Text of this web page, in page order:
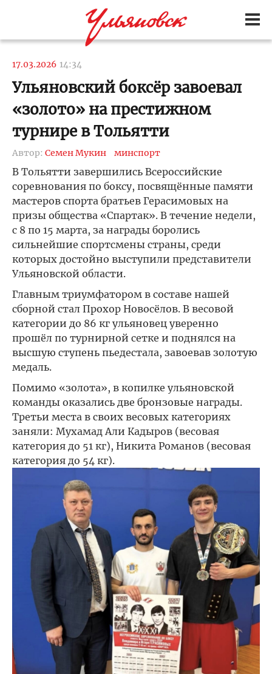
17.03.2026 14:34
Ульяновский боксёр завоевал
«золото» на престижном
турнире в Тольятти
Автор: Семен Мукин минспорт
В Тольятти завершились Всероссийские
соревнования по боксу, посвящённые памяти
мастеров спорта братьев Герасимовых на
призы общества «Спартак». В течение недели,
с 8 по 15 марта, за награды боролись
сильнейшие спортсмены страны, среди
которых достойно выступили представители
Ульяновской области.
Главным триумфатором в составе нашей
сборной стал Прохор Новосёлов. В весовой
категории до 86 кг ульяновец уверенно
прошёл по турнирной сетке и поднялся на
высшую ступень пьедестала, завоевав золотую
медаль.
Помимо «золота», в копилке ульяновской
команды оказались две бронзовые награды.
Третьи места в своих весовых категориях
заняли: Мухамад Али Кадыров (весовая
категория до 51 кг), Никита Романов (весовая
категория до 54 кг).